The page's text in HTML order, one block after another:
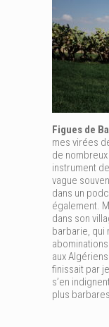
Figues de
mes virées
de
instrument
vague
dans un
également.
dans son
barbarie, qui
aux
finissait par
s’en
plus